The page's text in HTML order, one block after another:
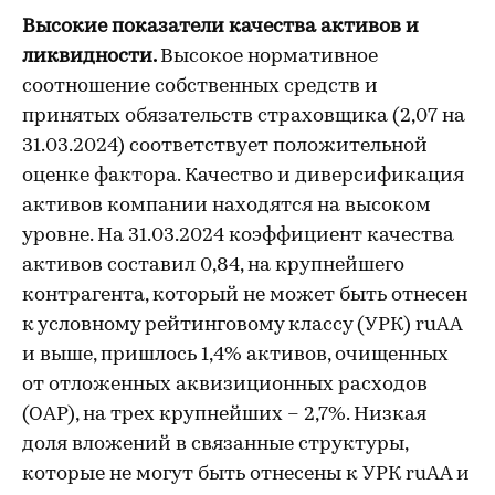
Высокие показатели качества активов и
ликвидности. Высокое нормативное
соотношение собственных средств и
принятых обязательств страховщика (2,07 на
31.03.2024) соответствует положительной
оценке фактора. Качество и диверсификация
активов компании находятся на высоком
уровне. На 31.03.2024 коэффициент качества
активов составил 0,84, на крупнейшего
контрагента, который не может быть отнесен
к условному рейтинговому классу (УРК) ruAA
и выше, пришлось 1,4% активов, очищенных
от отложенных аквизиционных расходов
(ОАР), на трех крупнейших – 2,7%. Низкая
доля вложений в связанные структуры,
которые не могут быть отнесены к УРК ruAA и